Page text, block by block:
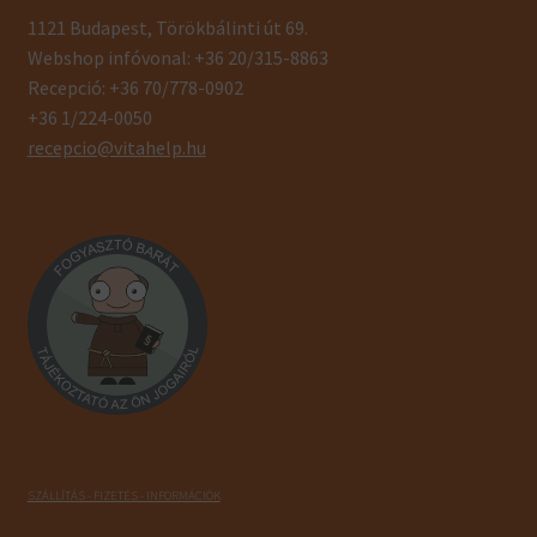
1121 Budapest, Törökbálinti út 69.
Webshop infóvonal: +36 20/315-8863
Recepció: +36 70/778-0902
+36 1/224-0050
recepcio@vitahelp.hu
SZÁLLÍTÁS - FIZETÉS - INFORMÁCIÓK